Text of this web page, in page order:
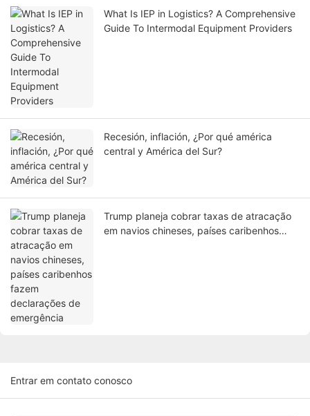
What Is IEP in Logistics? A Comprehensive
Guide To Intermodal Equipment Providers
Recesión, inflación, ¿Por qué américa
central y América del Sur?
Trump planeja cobrar taxas de atracação
em navios chineses, países caribenhos
Entrar em contato conosco